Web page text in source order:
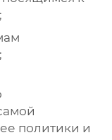
политики и